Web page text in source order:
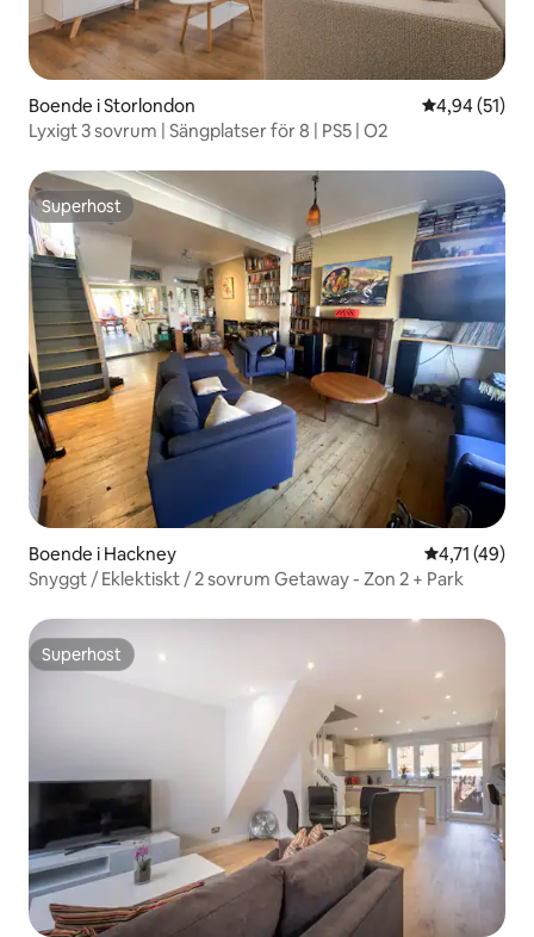
Boende i Storlondon 4,94 av 5 i
4,94 (51)
Lyxigt 3 sovrum | Sängplatser för 8 | PS5 | O2
Superhost
Superhost
Boende i Hackney 4,71 av 5 i
4,71 (49)
Snyggt / Eklektiskt / 2 sovrum Getaway - Zon 2 + Park
Superhost
Superhost